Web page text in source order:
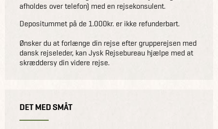
afholdes over telefon) med en rejsekonsulent.
Depositummet på de 1.000kr. er ikke refunderbart.
Ønsker du at forlænge din rejse efter grupperejsen med
dansk rejseleder, kan Jysk Rejsebureau hjælpe med at
skræddersy din videre rejse.
DET MED SMÅT